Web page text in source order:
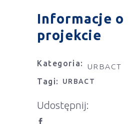
Informacje o
projekcie
Kategoria:
URBACT
Tagi:
URBACT
Udostępnij: